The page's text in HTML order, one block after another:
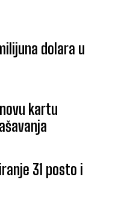
dolara u
kartu
31 posto i